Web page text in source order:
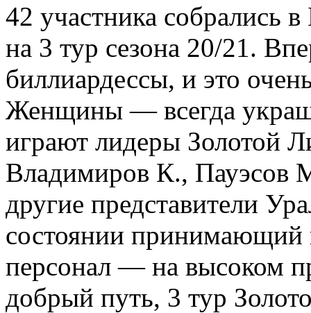
42 участника собрались
на 3 тур сезона 20/21.
биллиардессы, и это
Женщины — всегда
играют лидеры Золотой
Владимиров К., Пауэсов
другие представители
состоянии принимающий
персонал — на высоком
добрый путь, 3 тур